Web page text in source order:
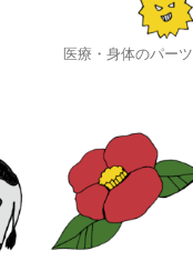
医療・身体のパーツ